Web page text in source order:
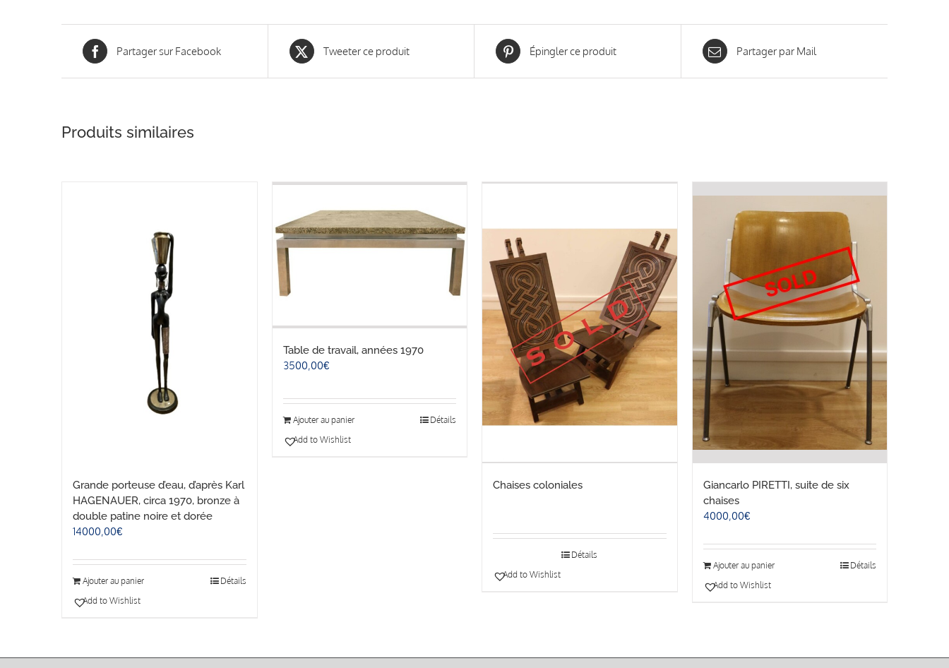
1967),
1960
Partager sur Facebook Tweeter ce produit Épingler ce produit Partager par Mail
Produits similaires
Grande porteuse d’eau, d’après Karl
HAGENAUER, circa 1970, bronze à
double patine noire et dorée
14000,00€
Ajouter au panier
Détails
Add to Wishlist
Table de travail, années 1970
3500,00€
Ajouter au panier
Détails
Add to Wishlist
Chaises coloniales
Détails
Add to Wishlist
Giancarlo PIRETTI, suite de six
chaises
4000,00€
Ajouter au panier
Détails
Add to Wishlist